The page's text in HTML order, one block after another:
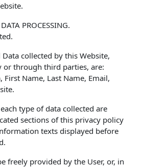
PROCESSING.
collected by this Website,
or through third parties, are:
First Name, Last Name, Email,
type of data collected are
sections of this privacy policy
texts displayed before
freely provided by the User, or, in